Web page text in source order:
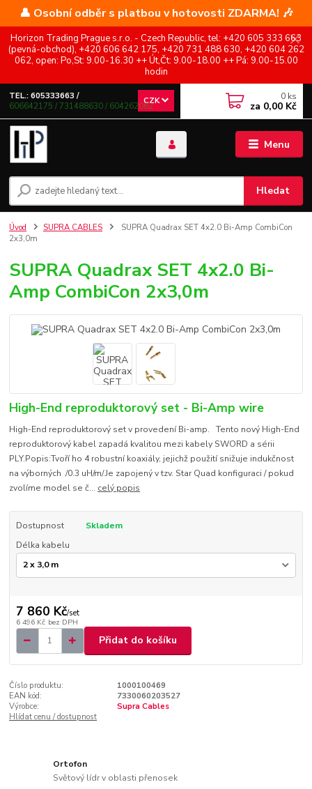
👤 Osobní odběr s platbou v hotovosti ZDARMA! 🎶
Horizon Trading Prague s.r.o. - Czech Republic, tel: +420 605 333 663
(pevná-obchod), +420 606 642 175, +420 731 488 630, +420 604 262
062, open: Po,St: 9.00-16.30 ++ Út,Čt: 9.00-18.00 ++ Pá: 9.00-15.00
hodin
Menu
CZK
Hledat
TEL.: 605333663 /
606642175 / 731488630 / 604262062
0 ks
za 0,00 Kč
Úvod SUPRA CABLES
SUPRA Quadrax SET 4x2.0 Bi-Amp CombiCon
2x3,0m
SUPRA Quadrax SET 4x2.0 Bi-
Amp CombiCon 2x3,0m
High-End reproduktorový set - Bi-Amp wire
High-End reproduktorový set v provedení Bi-amp. Tento nový High-End
reproduktorový kabel zapadá kvalitou mezi kabely SWORD a sérii
PLY.Popis:Tvoří ho 4 robustní koaxiály, jejichž použití snižuje indukčnost
na výborných /0.3 uH/m/.Je zapojený v tzv. Star Quad konfiguraci / pokud
zvolíme model se č... celý popis
Dostupnost
Skladem
Délka kabelu
7 860 Kč/set
6 496 Kč bez DPH
Přidat do košíku
Číslo produktu:
1000100469
EAN kód:
7330060203527
Výrobce:
Supra Cables
Hlídat cenu / dostupnost
Ortofon
Světový lídr v oblasti přenosek